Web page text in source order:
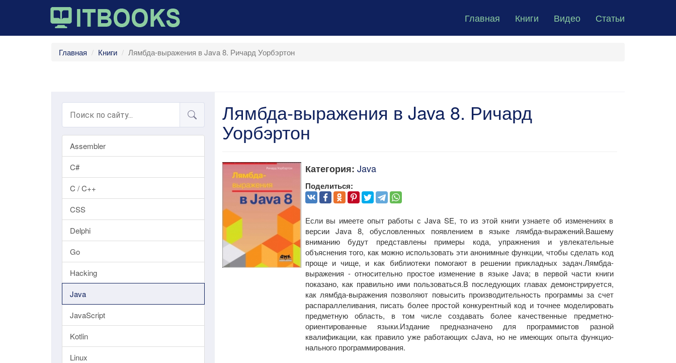
Главная Книги Видео Статьи
Главная Книги Лямбда-выражения в Java 8. Ричард Уорбэртон
Assembler
C#
C / C++
CSS
Delphi
Go
Hacking
Java
JavaScript
Kotlin
Linux
Лямбда-выражения в Java 8. Ричард
Уорбэртон
Категория: Java
Поделиться:
Если вы имеете опыт работы с Java SE, то из этой книги узнаете об изменениях в
версии Java 8, обусловленных появлением в языке лямбда-выражений.Вашему
вниманию будут представлены примеры кода, упражнения и увлекательные
объяснения того, как можно ис­пользовать эти анонимные функции, чтобы сделать код
проще и чище, и как библиотеки помогают в решении прикладных задач.Лямбда-
выражения - относительно простое изменение в языке Java; в первой части книги
показано, как правильно ими пользоваться.В по­следующих главах демонстрируется,
как лямбда-выражения позволяют повысить производительность программы за счет
распараллеливания, писать более простой конкурентный код и точнее моделировать
пред­метную область, в том числе создавать более качественные предметно­
ориентированные языки.Издание предназначено для программистов разной
квалификации, как правило уже работающих cJava, но не имеющих опыта функцио­
нального программирования.